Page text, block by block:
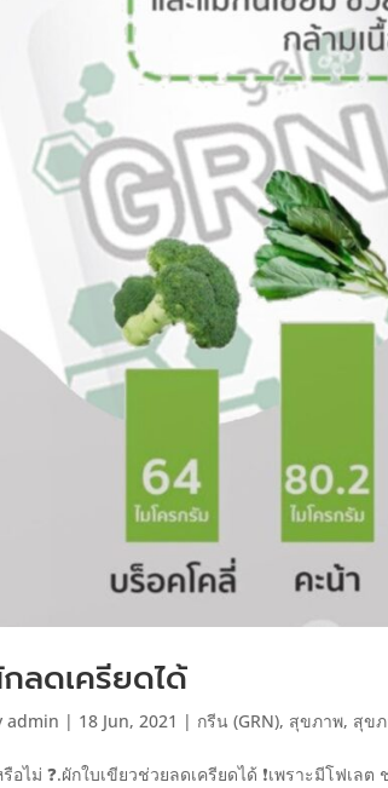
ลดเครียดได้
admin | 18 Jun, 2021 | กรีน (GRN), สุขภาพ, สุข
รือไม่ ❓.ผักใบเขียวช่วยลดเครียดได้ ❗เพราะมีโฟ